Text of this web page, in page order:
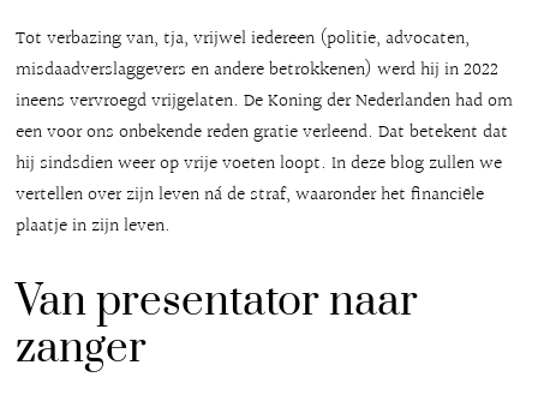
Tot verbazing van, tja, vrijwel iedereen (politie, advocaten,
misdaadverslaggevers en andere betrokkenen) werd hij in 2022
ineens vervroegd vrijgelaten. De Koning der Nederlanden had om
een voor ons onbekende reden gratie verleend. Dat betekent dat
hij sindsdien weer op vrije voeten loopt. In deze blog zullen we
vertellen over zijn leven ná de straf, waaronder het financiële
plaatje in zijn leven.
Van presentator naar
zanger